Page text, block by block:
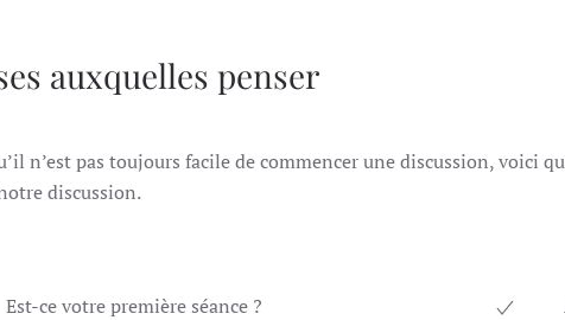
auxquelles penser
n’est pas toujours facile de commencer une discussion, voici
discussion.
Est-ce votre première séance ?